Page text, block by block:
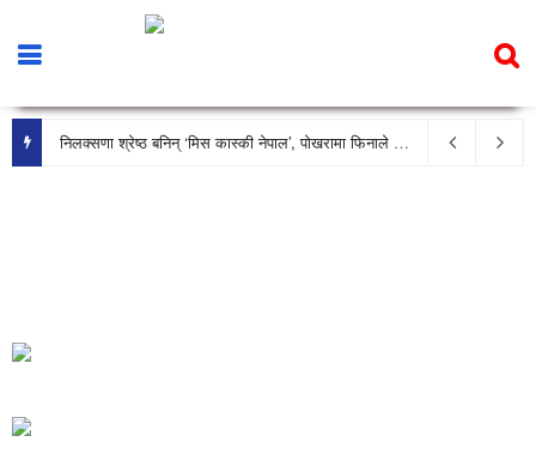
निलक्सणा श्रेष्ठ बनिन् ‘मिस कास्की नेपाल’, पोखरामा फिनाले भव्य रूपमा सम्पन्न